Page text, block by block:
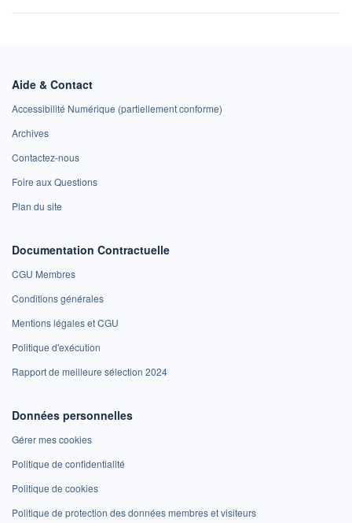
Aide & Contact
Accessibilité Numérique (partiellement conforme)
Archives
Contactez-nous
Foire aux Questions
Plan du site
Documentation Contractuelle
CGU Membres
Conditions générales
Mentions légales et CGU
Politique d'exécution
Rapport de meilleure sélection 2024
Données personnelles
Gérer mes cookies
Politique de confidentialité
Politique de cookies
Politique de protection des données membres et visiteurs